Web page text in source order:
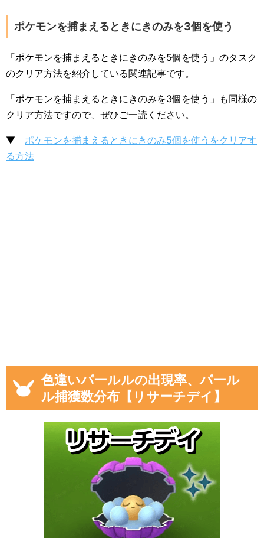
ポケモンを捕まえるときにきのみを3個を使う
「ポケモンを捕まえるときにきのみを5個を使う」のタスク
のクリア方法を紹介している関連記事です。
「ポケモンを捕まえるときにきのみを3個を使う」も同様の
クリア方法ですので、ぜひご一読ください。
▼ ポケモンを捕まえるときにきのみ5個を使うをクリアす
る方法
色違いパールルの出現率、パール
ル捕獲数分布【リサーチデイ】